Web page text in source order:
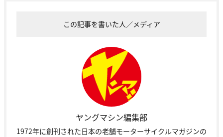
この記事を書いた人／メディア
ヤングマシン編集部
1972年に創刊された日本の老舗モーターサイクルマガジンの